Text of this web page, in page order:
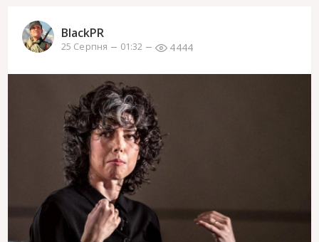
BlackPR
25 Серпня 01:32 4444